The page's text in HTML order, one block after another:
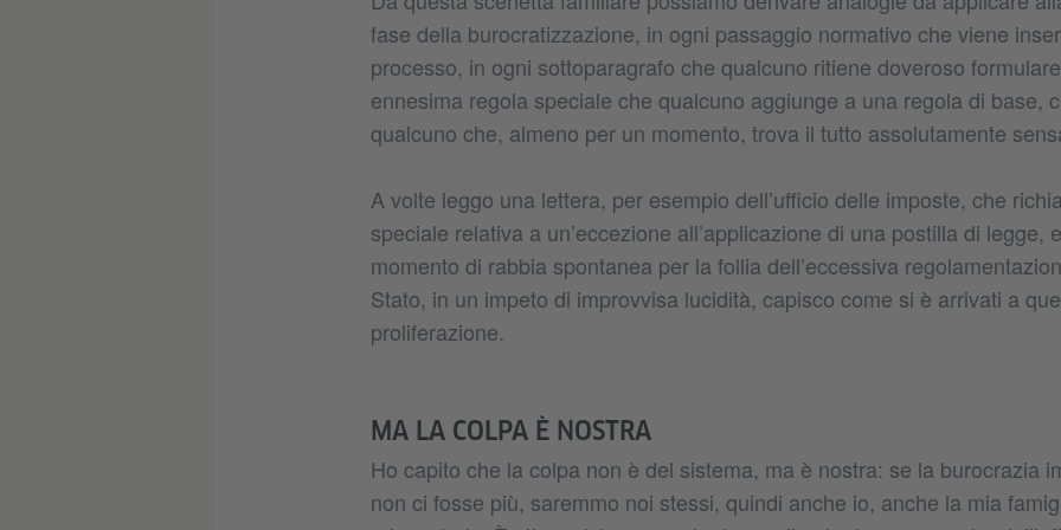
fase della burocratizzazione, in ogni passaggio normativo che viene
processo, in ogni sottoparagrafo che qualcuno ritiene doveroso
ennesima regola speciale che qualcuno aggiunge a una regola di base,
qualcuno che, almeno per un momento, trova il tutto assolutamente
A volte leggo una lettera, per esempio dell’ufficio delle imposte, che
speciale relativa a un’eccezione all’applicazione di una postilla di legge,
momento di rabbia spontanea per la follia dell’eccessiva
Stato, in un impeto di improvvisa lucidità, capisco come si è arrivati a
proliferazione.
MA LA COLPA È NOSTRA
Ho capito che la colpa non è del sistema, ma è nostra: se la burocrazia
non ci fosse più, saremmo noi stessi, quindi anche io, anche la mia